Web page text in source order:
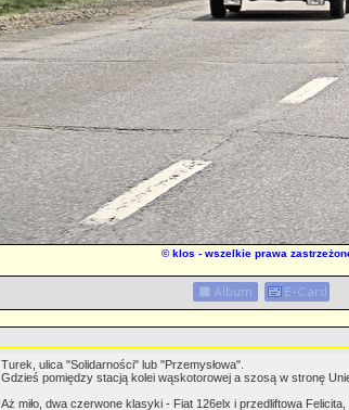
©klos - wszelkie prawa
Turek, ulica "Solidarności" lub "Przemysłowa".
Gdzieś pomiędzy stacją kolei wąskotorowej a szosą w stronę
Aż miło, dwa czerwone klasyki - Fiat 126elx i przedliftowa